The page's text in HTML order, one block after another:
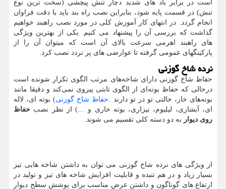
است در برابر باد های شدید دچار تنش پیچشی (سخت ترین نوع
تنش) در قسمت پایه شود، بنابراین نصب راه بند باید با دقت فراوان
انجام گردد. در انتهای کار آموزش کلی در مورد نصب راهبند خواهیم
گذاشت که بررسی آن را پیشنهاد می کنیم. یکی از بهترین ویژگی
های راهبند اهرمی سرعت بالای آن است که میتوان آن را از
پارکینگهای عمومی گرفته تا عوارضی های پر تردد نصب کرد.
نرده شاخ گوزنی
حفاظ شاخ گوزنی دارای شاخه‌های مرتب الگوی تکرار شونده است
درحالی که حفاظ بوته‌ای از الگوی ثابتی پیروی نمی‌کند و دقیقا مانند
بوته‌های خار، حالتی تو در تو دارند
حفاظ شاخ گوزنی( بوته ای، لاله
ای، آبشاری، لیلیوم، نیزاری، بوته خاری و …) از نظر نصب حفاظ
روی دیوار به دو دسته کلی تقسیم می شوند.
از ویژگی های نرده شاخ گوزنی می توان به داشتن شاخه هایی تیز
بسیار زیاد و در هم تنیده و قابلیت افزایش شاخه های تیز و تولید در
ارتفاع های گوناگون و داشتن عرض مناسب برای پوشش سطح دیوار